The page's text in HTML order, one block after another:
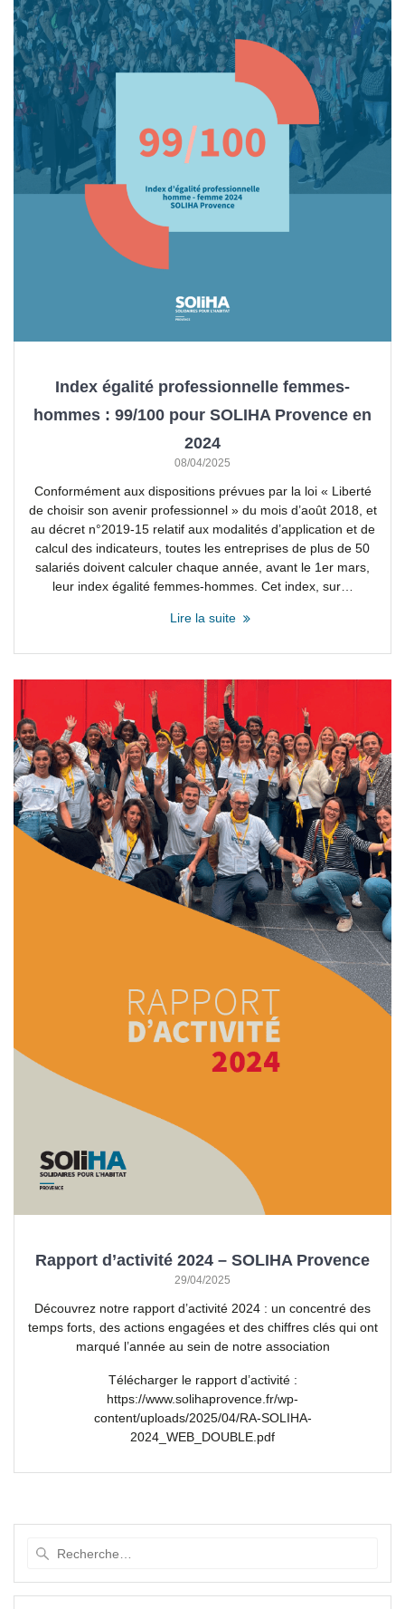
Index égalité professionnelle femmes-
hommes : 99/100 pour SOLIHA Provence en
2024
08/04/2025
Conformément aux dispositions prévues par la loi « Liberté
de choisir son avenir professionnel » du mois d’août 2018, et
au décret n°2019-15 relatif aux modalités d’application et de
calcul des indicateurs, toutes les entreprises de plus de 50
salariés doivent calculer chaque année, avant le 1er mars,
leur index égalité femmes-hommes. Cet index, sur…
Lire la suite
Rapport d’activité 2024 – SOLIHA Provence
29/04/2025
Découvrez notre rapport d’activité 2024 : un concentré des
temps forts, des actions engagées et des chiffres clés qui ont
marqué l’année au sein de notre association
Télécharger le rapport d’activité :
https://www.solihaprovence.fr/wp-
content/uploads/2025/04/RA-SOLIHA-
2024_WEB_DOUBLE.pdf
: